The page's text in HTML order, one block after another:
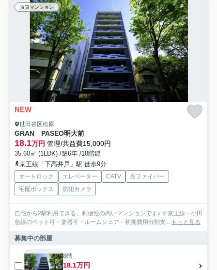
賃貸マンション
NEW
世田谷区松原
GRAN PASEO明大前
18.1万円 管理/共益費15,000円
35.60㎡ (1LDK) /築6年 /10階建
京王線「下高井戸」駅 徒歩9分
オートロック エレベーター CATV
光ファイバー
宅配ボックス
防犯カメラ
自宅から2駅利用できる、利便性の高いマンションです♪ ☆京王線・小田
急線のペット可・楽器可・ルームシェア・初期費用分割支... もっと見る
募集中の部屋
8階
18.1万円